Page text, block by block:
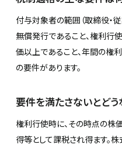
付与対象者の範囲（取締役・
無償発行であること、権利行
価以上であること、年間の権
の要件があります。
要件を満たさないとどう
権利行使時に、その時点の株
得等として課税され得ます。